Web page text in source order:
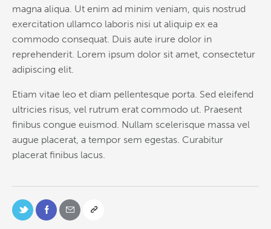
magna aliqua. Ut enim ad minim veniam, quis nostrud
exercitation ullamco laboris nisi ut aliquip ex ea
commodo consequat. Duis aute irure dolor in
reprehenderit. Lorem ipsum dolor sit amet, consectetur
adipiscing elit.
Etiam vitae leo et diam pellentesque porta. Sed eleifend
ultricies risus, vel rutrum erat commodo ut. Praesent
finibus congue euismod. Nullam scelerisque massa vel
augue placerat, a tempor sem egestas. Curabitur
placerat finibus lacus.